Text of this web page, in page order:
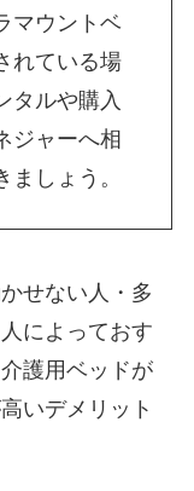
マウントベ
れている場
タルや購入
ジャーへ相
しょう。
せない人・多
によっておす
護用ベッドが
いデメリット